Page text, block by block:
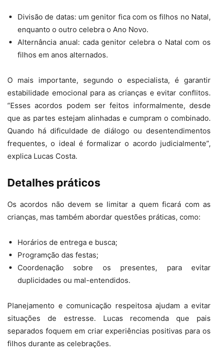
Divisão de datas: um genitor fica com os filhos no Natal,
enquanto o outro celebra o Ano Novo.
Alternância anual: cada genitor celebra o Natal com os
filhos em anos alternados.
O mais importante, segundo o especialista, é garantir
estabilidade emocional para as crianças e evitar conflitos.
“Esses acordos podem ser feitos informalmente, desde
que as partes estejam alinhadas e cumpram o combinado.
Quando há dificuldade de diálogo ou desentendimentos
frequentes, o ideal é formalizar o acordo judicialmente”,
explica Lucas Costa.
Detalhes práticos
Os acordos não devem se limitar a quem ficará com as
crianças, mas também abordar questões práticas, como:
Horários de entrega e busca;
Programção das festas;
Coordenação sobre os presentes, para evitar
duplicidades ou mal-entendidos.
Planejamento e comunicação respeitosa ajudam a evitar
situações de estresse. Lucas recomenda que pais
separados foquem em criar experiências positivas para os
filhos durante as celebrações.